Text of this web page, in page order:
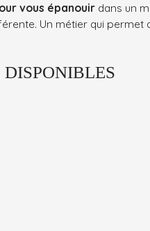
vous épanouir dans un
Un métier qui permet